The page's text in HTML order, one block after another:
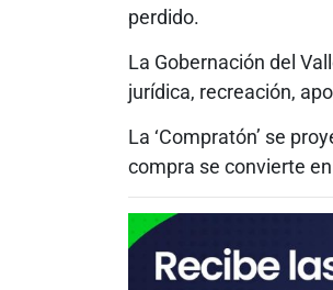
perdido.
La Gobernación del
jurídica, recreación,
La ‘Compratón’ se
compra se convierte